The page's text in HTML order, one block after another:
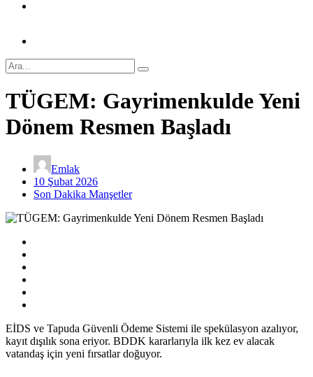
TÜGEM: Gayrimenkulde Yeni
Dönem Resmen Başladı
Emlak
10 Şubat 2026
Son Dakika Manşetler
EİDS ve Tapuda Güvenli Ödeme Sistemi ile spekülasyon azalıyor,
kayıt dışılık sona eriyor. BDDK kararlarıyla ilk kez ev alacak
vatandaş için yeni fırsatlar doğuyor.